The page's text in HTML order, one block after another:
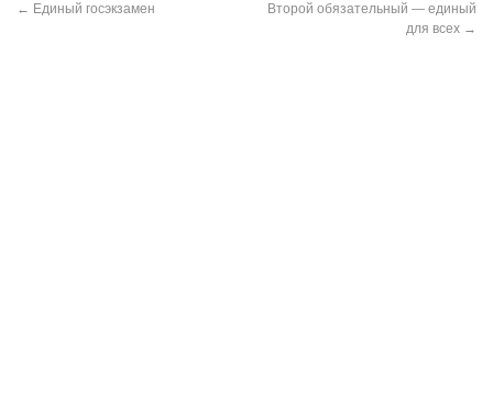
← Единый госэкзамен
Второй обязательный — единый
для всех →